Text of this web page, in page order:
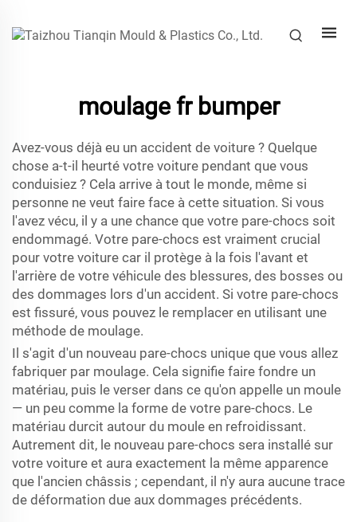
moulage fr bumper
Avez-vous déjà eu un accident de voiture ? Quelque
chose a-t-il heurté votre voiture pendant que vous
conduisiez ? Cela arrive à tout le monde, même si
personne ne veut faire face à cette situation. Si vous
l'avez vécu, il y a une chance que votre pare-chocs soit
endommagé. Votre pare-chocs est vraiment crucial
pour votre voiture car il protège à la fois l'avant et
l'arrière de votre véhicule des blessures, des bosses ou
des dommages lors d'un accident. Si votre pare-chocs
est fissuré, vous pouvez le remplacer en utilisant une
méthode de moulage.
Il s'agit d'un nouveau pare-chocs unique que vous allez
fabriquer par moulage. Cela signifie faire fondre un
matériau, puis le verser dans ce qu'on appelle un moule
— un peu comme la forme de votre pare-chocs. Le
matériau durcit autour du moule en refroidissant.
Autrement dit, le nouveau pare-chocs sera installé sur
votre voiture et aura exactement la même apparence
que l'ancien châssis ; cependant, il n'y aura aucune trace
de déformation due aux dommages précédents.